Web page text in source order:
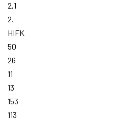
2,1
2.
HIFK
50
26
11
13
153
113